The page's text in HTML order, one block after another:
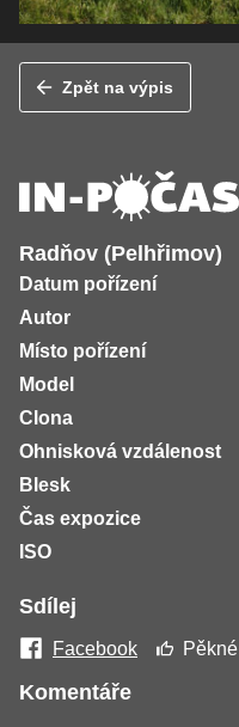
Zpět na výpis
Radňov (Pelhřimov)
Datum pořízení
Autor
Místo pořízení
Model
Clona
Ohnisková vzdálenost
Blesk
Čas expozice
ISO
Sdílej
Facebook
Komentáře